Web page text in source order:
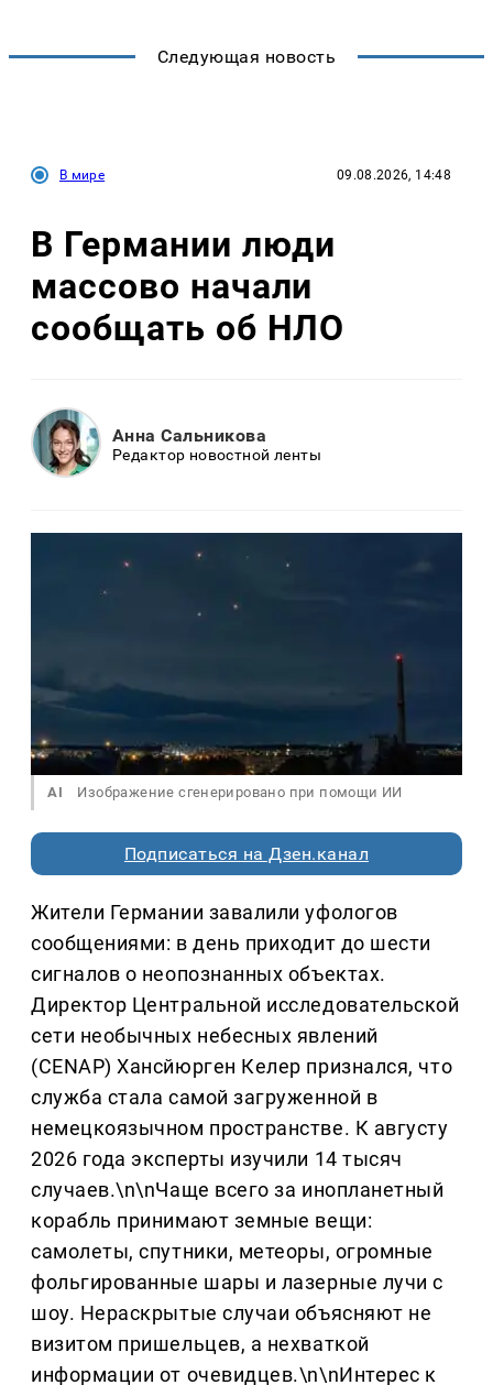
Следующая новость
В мире 09.08.2026, 14:48
В Германии люди
массово начали
сообщать об НЛО
Анна Сальникова
Редактор новостной ленты
AI Изображение сгенерировано при помощи ИИ
Подписаться на Дзен.канал
Жители Германии завалили уфологов
сообщениями: в день приходит до шести
сигналов о неопознанных объектах.
Директор Центральной исследовательской
сети необычных небесных явлений
(CENAP) Хансйюрген Келер признался, что
служба стала самой загруженной в
немецкоязычном пространстве. К августу
2026 года эксперты изучили 14 тысяч
случаев.\n\nЧаще всего за инопланетный
корабль принимают земные вещи:
самолеты, спутники, метеоры, огромные
фольгированные шары и лазерные лучи с
шоу. Нераскрытые случаи объясняют не
визитом пришельцев, а нехваткой
информации от очевидцев.\n\nИнтерес к